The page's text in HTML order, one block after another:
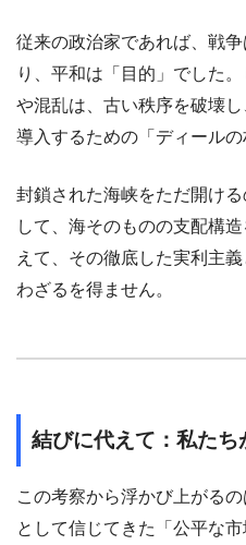
従来の政治家であれば、戦
り、平和は「目的」でした
や混乱は、古い秩序を破壊
導入するための「ディールの
封鎖された海峡をただ開け
して、海そのものの支配構
えて、その徹底した実利主
わざるを得ません。
結びに代えて：私たち
この考察から浮かび上がる
として信じてきた「公平な